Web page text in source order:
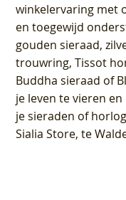
winkelervaring met
en toegewijd
gouden sieraad,
trouwring, Tissot
Buddha sieraad of
je leven te vieren
je sieraden of
Sialia Store, te